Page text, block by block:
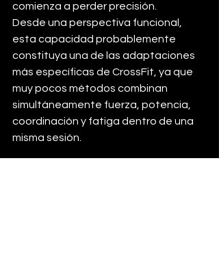
comienza a perder precisión.
Desde una perspectiva funcional,
esta capacidad probablemente
constituya una de las adaptaciones
más específicas de CrossFit, ya que
muy pocos métodos combinan
simultáneamente fuerza, potencia,
coordinación y fatiga dentro de una
misma sesión.